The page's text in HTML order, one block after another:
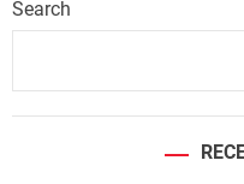
Search